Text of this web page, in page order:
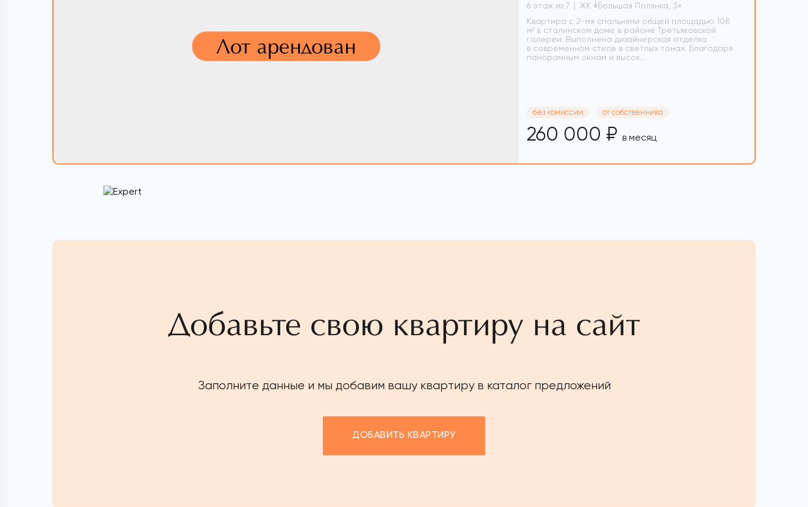
Лот арендован
6 этаж из 7
ЖК «Большая Полянка, 3»
Квартира с 2-мя спальнями общей площадью 108
м² в сталинском доме в районе Третьяковской
галереи. Выполнена дизайнерская отделка
в современном стиле в светлых тонах. Благодаря
панорамным окнам и высок...
без комиссии от собственника
260 000 ₽ в месяц
Добавьте свою квартиру на сайт
Заполните данные и мы добавим вашу квартиру в каталог предложений
ДОБАВИТЬ КВАРТИРУ